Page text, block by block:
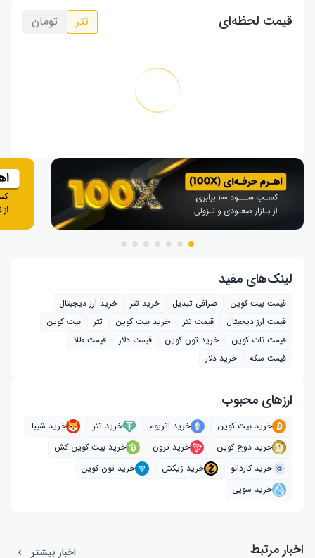
قیمت لحظه‌ای تتر تومان
لینک‌های مفید
قیمت بیت کوین صرافی تبدیل خرید تتر
خرید ارز دیجیتال
قیمت ارز دیجیتال
قیمت تتر خرید بیت‌ کوین تتر
بیت کوین
قیمت نات کوین
خرید تون کوین قیمت دلار
قیمت طلا
قیمت سکه
خرید دلار
ارز‌های محبوب
خرید بیت کوین خرید اتریوم خرید تتر
خرید شیبا
خرید دوج کوین
خرید ترون
خرید بیت کوین کش
خرید کاردانو
خرید زیکش
خرید تون کوین
خرید سویی
اخبار مرتبط اخبار بیشتر